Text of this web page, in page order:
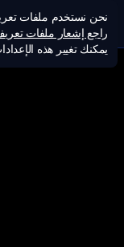
نحن نستخدم ملفات
راجع إشعار ملفات
يمكنك تغيير هذه